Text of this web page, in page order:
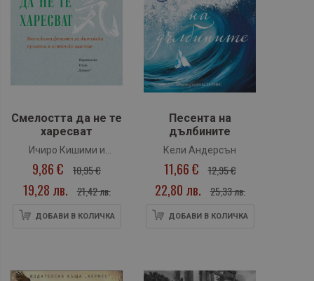
Смелостта да не те
харесват
Ичиро Кишими и
Фумитаке Кога
9,86 € 10,95 €
19,28 лв. 21,42 лв.
ДОБАВИ В КОЛИЧКА
Песента на
дълбините
Кели Андерсън
11,66 € 12,95 €
22,80 лв. 25,33 лв.
ДОБАВИ В КОЛИЧКА